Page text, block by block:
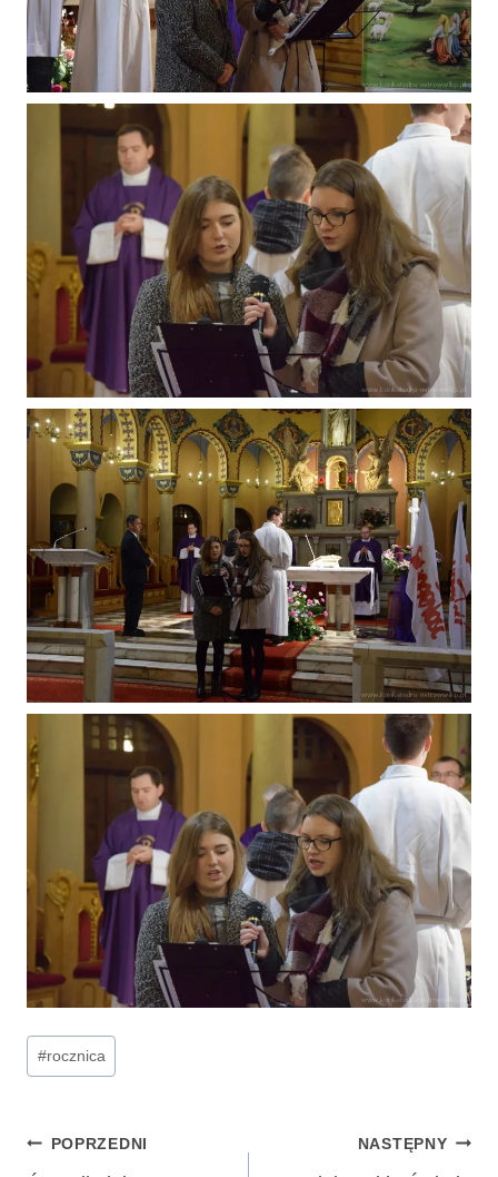
Tagi
wpisu:
#rocznica
Nawigacja
POPRZEDNI NASTĘPNY